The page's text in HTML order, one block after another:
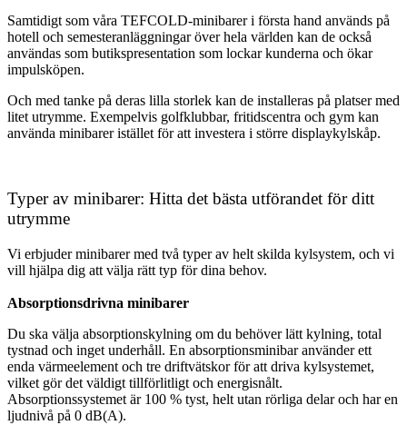
Samtidigt som våra TEFCOLD-minibarer i första hand används på
hotell och semesteranläggningar över hela världen kan de också
användas som butikspresentation som lockar kunderna och ökar
impulsköpen.
Och med tanke på deras lilla storlek kan de installeras på platser med
litet utrymme. Exempelvis golfklubbar, fritidscentra och gym kan
använda minibarer istället för att investera i större displaykylskåp.
Typer av minibarer: Hitta det bästa utförandet för ditt
utrymme
Vi erbjuder minibarer med två typer av helt skilda kylsystem, och vi
vill hjälpa dig att välja rätt typ för dina behov.
Absorptionsdrivna minibarer
Du ska välja absorptionskylning om du behöver lätt kylning, total
tystnad och inget underhåll. En absorptionsminibar använder ett
enda värmeelement och tre driftvätskor för att driva kylsystemet,
vilket gör det väldigt tillförlitligt och energisnålt.
Absorptionssystemet är 100 % tyst, helt utan rörliga delar och har en
ljudnivå på 0 dB(A).